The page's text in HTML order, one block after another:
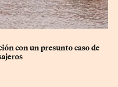
con un presunto caso de